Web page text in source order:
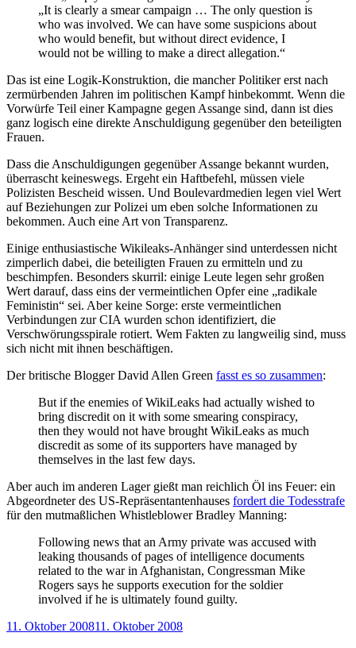
„It is clearly a smear campaign … The only question is
who was involved. We can have some suspicions about
who would benefit, but without direct evidence, I
would not be willing to make a direct allegation.“
Das ist eine Logik-Konstruktion, die mancher Politiker erst nach
zermürbenden Jahren im politischen Kampf hinbekommt. Wenn die
Vorwürfe Teil einer Kampagne gegen Assange sind, dann ist dies
ganz logisch eine direkte Anschuldigung gegenüber den beteiligten
Frauen.
Dass die Anschuldigungen gegenüber Assange bekannt wurden,
überrascht keineswegs. Ergeht ein Haftbefehl, müssen viele
Polizisten Bescheid wissen. Und Boulevardmedien legen viel Wert
auf Beziehungen zur Polizei um eben solche Informationen zu
bekommen. Auch eine Art von Transparenz.
Einige enthusiastische Wikileaks-Anhänger sind unterdessen nicht
zimperlich dabei, die beteiligten Frauen zu ermitteln und zu
beschimpfen. Besonders skurril: einige Leute legen sehr großen
Wert darauf, dass eins der vermeintlichen Opfer eine „radikale
Feministin“ sei. Aber keine Sorge: erste vermeintlichen
Verbindungen zur CIA wurden schon identifiziert, die
Verschwörungsspirale rotiert. Wem Fakten zu langweilig sind, muss
sich nicht mit ihnen beschäftigen.
Der britische Blogger David Allen Green fasst es so zusammen:
But if the enemies of WikiLeaks had actually wished to
bring discredit on it with some smearing conspiracy,
then they would not have brought WikiLeaks as much
discredit as some of its supporters have managed by
themselves in the last few days.
Aber auch im anderen Lager gießt man reichlich Öl ins Feuer: ein
Abgeordneter des US-Repräsentantenhauses fordert die Todesstrafe
für den mutmaßlichen Whistleblower Bradley Manning:
Following news that an Army private was accused with
leaking thousands of pages of intelligence documents
related to the war in Afghanistan, Congressman Mike
Rogers says he supports execution for the soldier
involved if he is ultimately found guilty.
Veröffentlicht
11. Oktober 200811. Oktober 2008